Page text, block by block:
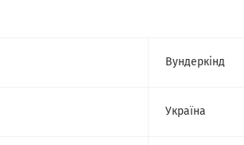
Вундеркінд
Україна